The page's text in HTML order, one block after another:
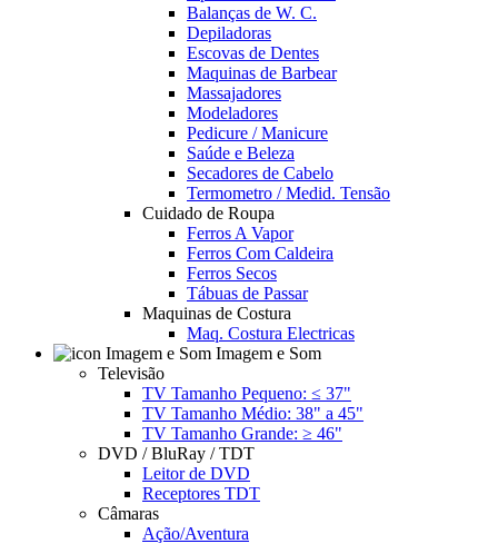
Balanças de W. C.
Depiladoras
Escovas de Dentes
Maquinas de Barbear
Massajadores
Modeladores
Pedicure / Manicure
Saúde e Beleza
Secadores de Cabelo
Termometro / Medid. Tensão
Cuidado de Roupa
Ferros A Vapor
Ferros Com Caldeira
Ferros Secos
Tábuas de Passar
Maquinas de Costura
Maq. Costura Electricas
Imagem e Som
Televisão
TV Tamanho Pequeno: ≤ 37"
TV Tamanho Médio: 38" a 45"
TV Tamanho Grande: ≥ 46"
DVD / BluRay / TDT
Leitor de DVD
Receptores TDT
Câmaras
Ação/Aventura